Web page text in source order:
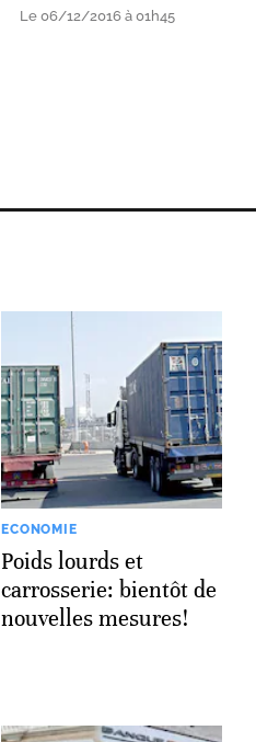
Le 06/12/2016 à 01h45
ECONOMIE
Poids lourds et
carrosserie: bientôt de
nouvelles mesures!